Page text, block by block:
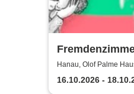
von Peter
Hanau, Olof Palme
16.10.2026 -